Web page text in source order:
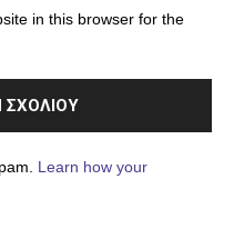
in this browser for the
Learn how your